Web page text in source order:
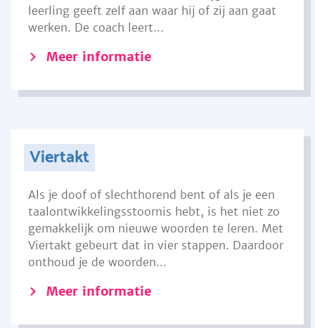
leerling geeft zelf aan waar hij of zij aan gaat
werken. De coach leert...
Meer informatie
Viertakt
Als je doof of slechthorend bent of als je een
taalontwikkelingsstoornis hebt, is het niet zo
gemakkelijk om nieuwe woorden te leren. Met
Viertakt gebeurt dat in vier stappen. Daardoor
onthoud je de woorden...
Meer informatie